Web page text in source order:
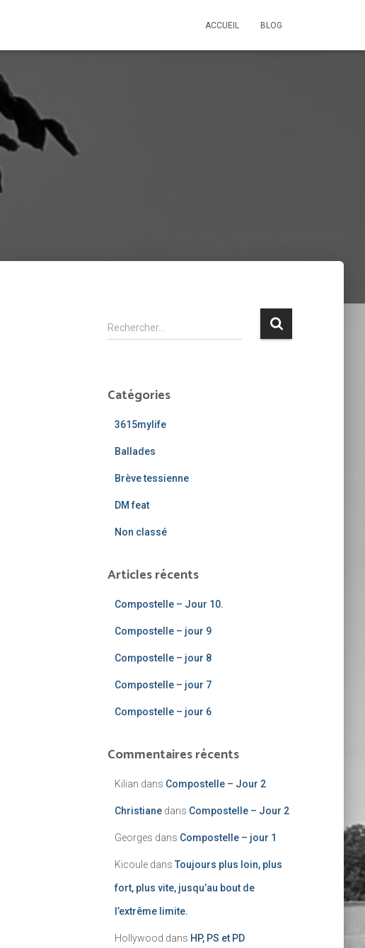
ACCUEIL BLOG
R
e
r
Rechercher…
Catégories
3615mylife
Ballades
Brève tessienne
DM feat
Non classé
Articles récents
Compostelle – Jour 10.
Compostelle – jour 9
Compostelle – jour 8
Compostelle – jour 7
Compostelle – jour 6
Commentaires récents
Kilian dans Compostelle – Jour 2
Christianedans Compostelle – Jour 2
Georges dans Compostelle – jour 1
Kicouledans Toujours plus loin, plus
fort, plus vite, jusqu’au bout de
l’extrême limite.
Hollywood dans HP, PS et PD